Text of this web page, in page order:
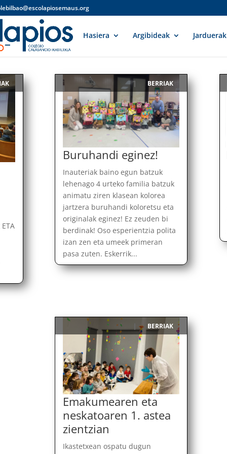
Hasiera Argibideak Jarduerak
Buruhandi eginez!
| BERRIAK
Inauteriak baino egun batzuk
lehenago 4 urteko familia batzuk
animatu ziren klasean kolorea
jartzera buruhandi koloretsu eta
originalak eginez! Ez zeuden bi
berdinak! Oso esperientzia polita
izan zen eta umeek primeran
pasa zuten. Eskerrik...
Emakumearen eta
neskatoaren 1. astea
zientzian
BERRIAK
Ikastetxean ospatu dugun